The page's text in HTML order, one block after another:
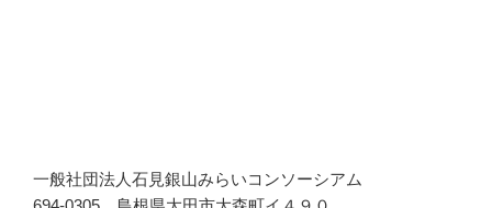
一般社団法人石見銀山みらいコンソーシアム